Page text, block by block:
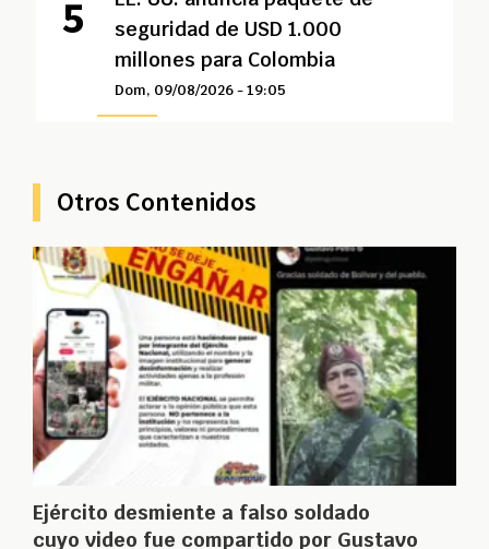
seguridad de USD 1.000
millones para Colombia
Dom, 09/08/2026 - 19:05
Otros Contenidos
Ejército desmiente a falso soldado
cuyo video fue compartido por Gustavo